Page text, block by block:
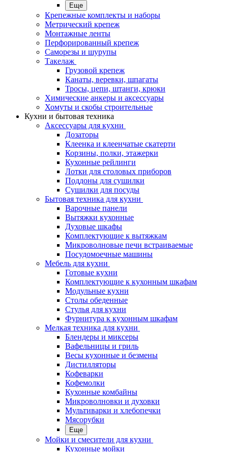
Еще
Крепежные комплекты и наборы
Метрический крепеж
Монтажные ленты
Перфорированный крепеж
Саморезы и шурупы
Такелаж
Грузовой крепеж
Канаты, веревки, шпагаты
Тросы, цепи, штанги, крюки
Химические анкеры и аксессуары
Хомуты и скобы строительные
Кухни и бытовая техника
Аксессуары для кухни
Дозаторы
Клеенка и клеенчатые скатерти
Корзины, полки, этажерки
Кухонные рейлинги
Лотки для столовых приборов
Поддоны для сушилки
Сушилки для посуды
Бытовая техника для кухни
Варочные панели
Вытяжки кухонные
Духовые шкафы
Комплектующие к вытяжкам
Микроволновые печи встраиваемые
Посудомоечные машины
Мебель для кухни
Готовые кухни
Комплектующие к кухонным шкафам
Модульные кухни
Столы обеденные
Стулья для кухни
Фурнитура к кухонным шкафам
Мелкая техника для кухни
Блендеры и миксеры
Вафельницы и гриль
Весы кухонные и безмены
Дистилляторы
Кофеварки
Кофемолки
Кухонные комбайны
Микроволновки и духовки
Мультиварки и хлебопечки
Мясорубки
Еще
Мойки и смесители для кухни
Кухонные мойки